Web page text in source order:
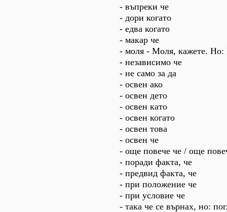
- въпреки че
- дори когато
- едва когато
- макар че
- моля - Моля, кажете. Но:
- независимо че
- не само за да
- освен ако
- освен дето
- освен като
- освен когато
- освен това
- освен че
- още повече че / още
- поради факта, че
- предвид факта, че
- при положение че
- при условие че
- така че се върнах, но: